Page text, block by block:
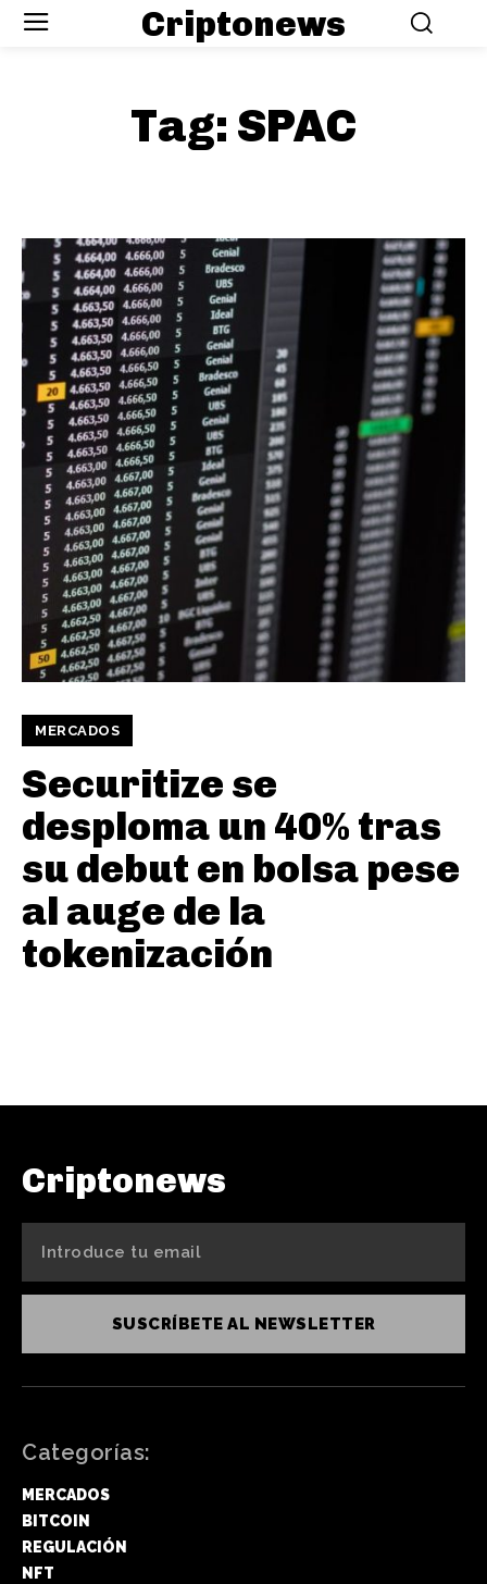
Criptonews
Tag: SPAC
MERCADOS
Securitize se
desploma un 40% tras
su debut en bolsa pese
al auge de la
tokenización
Criptonews
SUSCRÍBETE AL NEWSLETTER
Categorías:
MERCADOS
BITCOIN
REGULACIÓN
NFT